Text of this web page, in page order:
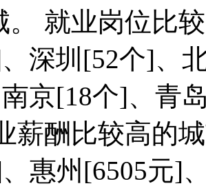
。 就业岗位比
深圳[52个]、
京[18个]、青
薪酬比较高的
惠州[6505元]